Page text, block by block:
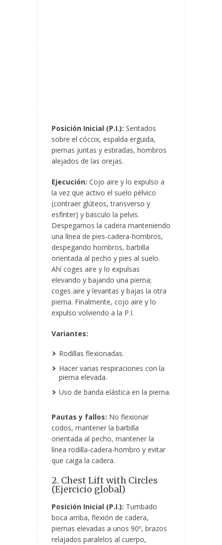
Posición Inicial (P.I.): Sentados
sobre el cóccix, espalda erguida,
piernas juntas y estiradas, hombros
alejados de las orejas.
Ejecución: Cojo aire y lo expulso a
la vez que activo el suelo pélvico
(contraer glúteos, transverso y
esfínter) y basculo la pelvis.
Despegamos la cadera manteniendo
una línea de pies-cadera-hombros,
despegando hombros, barbilla
orientada al pecho y pies al suelo.
Ahícoges aire y lo expulsas
elevando y bajando una pierna;
coges aire y levantas y bajas la otra
pierna. Finalmente, cojo aire y lo
expulso volviendo a la P.I.
Variantes:
Rodillas flexionadas.
Hacer varias respiraciones con la
pierna elevada.
Uso de banda elástica en la pierna.
Pautas y fallos: No flexionar
codos, mantener la barbilla
orientada al pecho, mantener la
línea rodilla-cadera-hombro y evitar
que caiga la cadera.
2. Chest Lift with Circles
(Ejercicio global)
Posición Inicial (P.I.): Tumbado
boca arriba, flexión de cadera,
piernas elevadas a unos 90º, brazos
relajados paralelos al cuerpo,